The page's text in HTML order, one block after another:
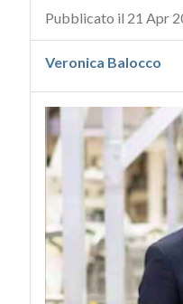
Pubblicato il 21 Apr
Veronica Balocco